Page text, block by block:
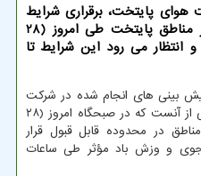
هوای پایتخت، برقراری شرایط
قابل قبول کیفیت هوا در بیشتر مناطق پایتخت طی امروز (28
می رود این شرایط تا
بینی های انجام شده در شرکت
کنترل کیفیت هوای شهر تهران حاکی از آنست که در صبحگاه امروز (۲۸
در محدوده قابل قبول قرار
جوی و وزش باد مؤثر طی ساعات